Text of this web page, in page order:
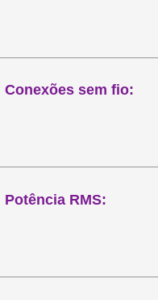
Conexões sem fio:
Potência RMS: